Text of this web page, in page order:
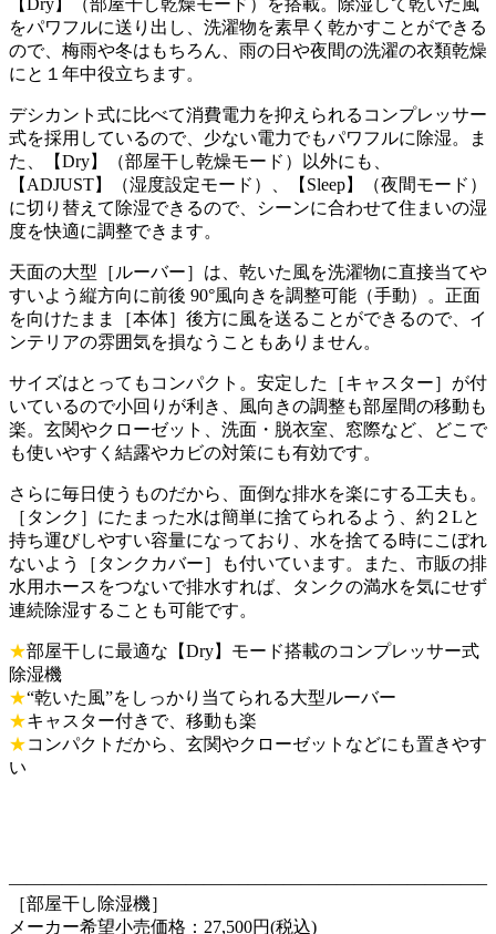
【Dry】（部屋干し乾燥モード）を搭載。除湿して乾いた風
をパワフルに送り出し、洗濯物を素早く乾かすことができる
ので、梅雨や冬はもちろん、雨の日や夜間の洗濯の衣類乾燥
にと１年中役立ちます。
デシカント式に比べて消費電力を抑えられるコンプレッサー
式を採用しているので、少ない電力でもパワフルに除湿。ま
た、【Dry】（部屋干し乾燥モード）以外にも、
【ADJUST】（湿度設定モード）、【Sleep】（夜間モード）
に切り替えて除湿できるので、シーンに合わせて住まいの湿
度を快適に調整できます。
天面の大型［ルーバー］は、乾いた風を洗濯物に直接当てや
すいよう縦方向に前後 90°風向きを調整可能（手動）。正面
を向けたまま［本体］後方に風を送ることができるので、イ
ンテリアの雰囲気を損なうこともありません。
サイズはとってもコンパクト。安定した［キャスター］が付
いているので小回りが利き、風向きの調整も部屋間の移動も
楽。玄関やクローゼット、洗面・脱衣室、窓際など、どこで
も使いやすく結露やカビの対策にも有効です。
さらに毎日使うものだから、面倒な排水を楽にする工夫も。
［タンク］にたまった水は簡単に捨てられるよう、約２Lと
持ち運びしやすい容量になっており、水を捨てる時にこぼれ
ないよう［タンクカバー］も付いています。また、市販の排
水用ホースをつないで排水すれば、タンクの満水を気にせず
連続除湿することも可能です。
★部屋干しに最適な【Dry】モード搭載のコンプレッサー式
除湿機
★“乾いた風”をしっかり当てられる大型ルーバー
★キャスター付きで、移動も楽
★コンパクトだから、玄関やクローゼットなどにも置きやす
い
—————————————–—————————————–
［部屋干し除湿機］
メーカー希望小売価格：27,500円(税込)